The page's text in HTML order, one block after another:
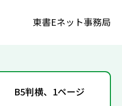
東書Eネット事務局
B5判横、1ページ